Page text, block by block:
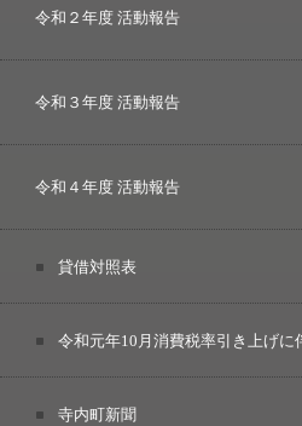
令和２年度 活動報告
令和３年度 活動報告
令和４年度 活動報告
貸借対照表
令和元年10月消費税率引き上げに
寺内町新聞